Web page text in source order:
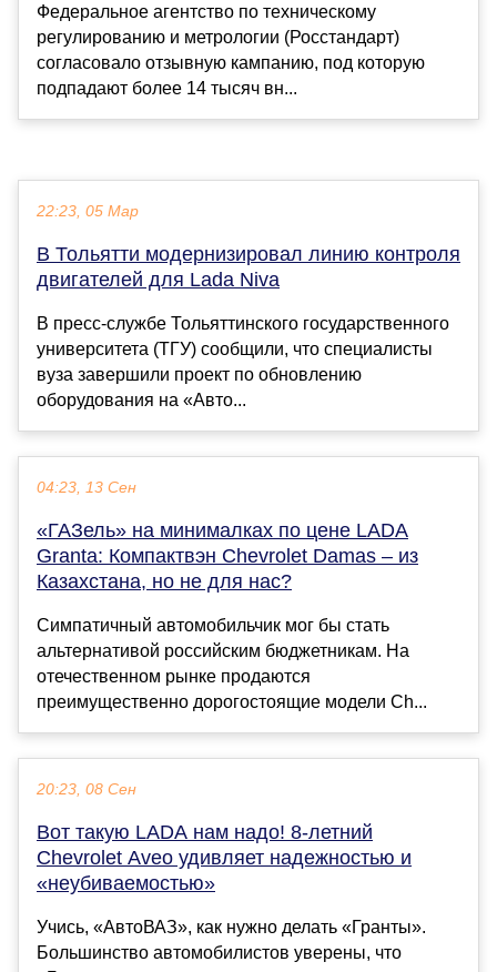
Федеральное агентство по техническому
регулированию и метрологии (Росстандарт)
согласовало отзывную кампанию, под которую
подпадают более 14 тысяч вн...
22:23, 05 Мар
В Тольятти модернизировал линию контроля
двигателей для Lada Niva
В пресс-службе Тольяттинского государственного
университета (ТГУ) сообщили, что специалисты
вуза завершили проект по обновлению
оборудования на «Авто...
04:23, 13 Сен
«ГАЗель» на минималках по цене LADA
Granta: Компактвэн Chevrolet Damas – из
Казахстана, но не для нас?
Симпатичный автомобильчик мог бы стать
альтернативой российским бюджетникам. На
отечественном рынке продаются
преимущественно дорогостоящие модели Ch...
20:23, 08 Сен
Вот такую LADA нам надо! 8-летний
Chevrolet Aveo удивляет надежностью и
«неубиваемостью»
Учись, «АвтоВАЗ», как нужно делать «Гранты».
Большинство автомобилистов уверены, что